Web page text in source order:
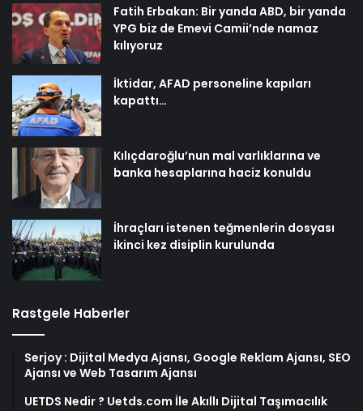
Fatih Erbakan: Bir yanda ABD, bir yanda
YPG biz de Emevi Camii’nde namaz
kılıyoruz
İktidar, AFAD personeline kapıları
kapattı…
Kılıçdaroğlu’nun mal varlıklarına ve
banka hesaplarına haciz konuldu
İhraçları istenen teğmenlerin dosyası
ikinci kez disiplin kurulunda
Rastgele Haberler
Serjoy : Dijital Medya Ajansı, Google Reklam Ajansı, SEO
Ajansı ve Web Tasarım Ajansı
UETDS Nedir ? Uetds.com İle Akıllı Dijital Taşımacılık